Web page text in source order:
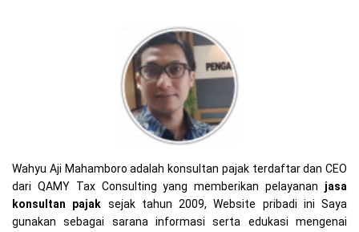
Wahyu Aji Mahamboro adalah konsultan pajak terdaftar dan CEO
dari QAMY Tax Consulting yang memberikan pelayanan jasa
konsultan pajak sejak tahun 2009, Website pribadi ini Saya
gunakan sebagai sarana informasi serta edukasi mengenai